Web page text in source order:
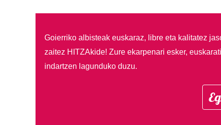
Goierriko albisteak euskaraz, libre eta kalitatez
zaitez HITZAkide! Zure ekarpenari esker,
indartzen lagunduko duzu.